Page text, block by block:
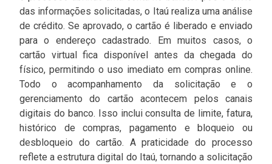
das informações solicitadas, o Itaú realiza uma análise
de crédito. Se aprovado, o cartão é liberado e enviado
para o endereço cadastrado. Em muitos casos, o
cartão virtual fica disponível antes da chegada do
físico, permitindo o uso imediato em compras online.
Todo o acompanhamento da solicitação e o
gerenciamento do cartão acontecem pelos canais
digitais do banco. Isso inclui consulta de limite, fatura,
histórico de compras, pagamento e bloqueio ou
desbloqueio do cartão. A praticidade do processo
reflete a estrutura digital do Itaú, tornando a solicitação